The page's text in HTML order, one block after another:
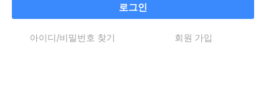
로그인
아이디/비밀번호 찾기 회원 가입